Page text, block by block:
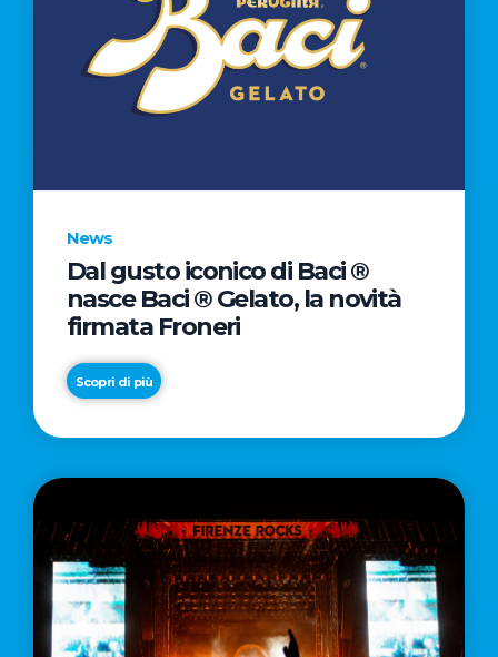
News
Dal gusto iconico di Baci ®
nasce Baci ® Gelato, la novità
firmata Froneri
Scopri di più